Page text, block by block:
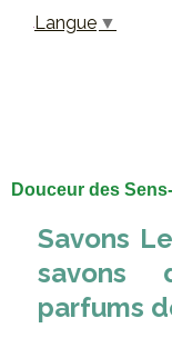
Douceur des
Savons
savons
parfums
Langue ▼